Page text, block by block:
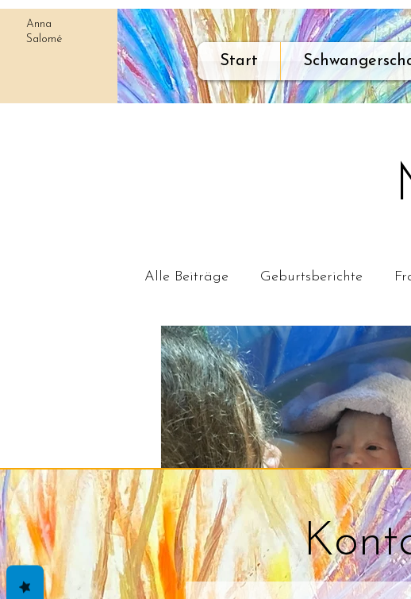
Anna
Salomé
Start
Alle Beiträge Geburtsberichte
Mein Weg zur Geburtsmentorin
Human Design und Codes of Life